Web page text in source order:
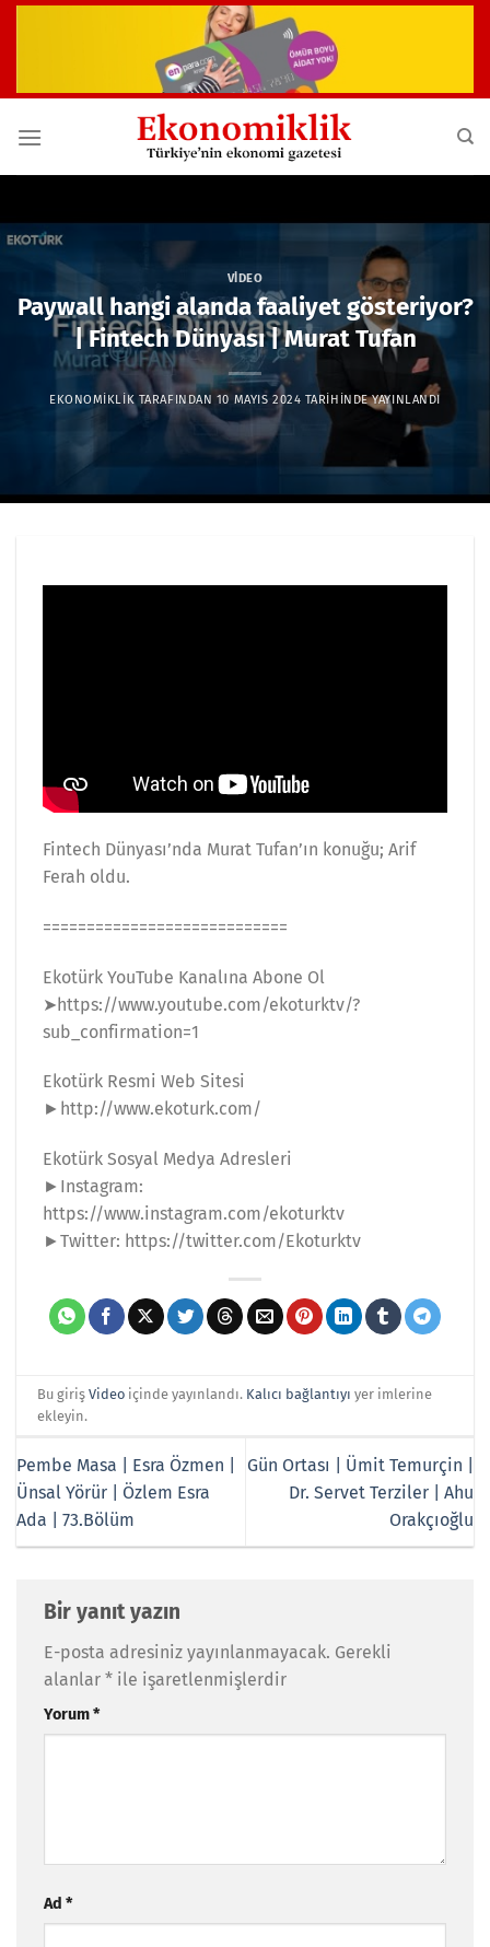
VIDEO
Paywall hangi alanda faaliyet gösteriyor?
| Fintech Dünyası | Murat Tufan
EKONOMIKLIK TARAFINDAN 10 MAYIS 2024 TARIHINDE YAYINLANDI
Fintech Dünyası’nda Murat Tufan’ın konuğu; Arif
Ferah oldu.
============================
Ekotürk YouTube Kanalına Abone Ol
➤https://www.youtube.com/ekoturktv/?
sub_confirmation=1
Ekotürk Resmi Web Sitesi
►http://www.ekoturk.com/
Ekotürk Sosyal Medya Adresleri
►Instagram:
https://www.instagram.com/ekoturktv
►Twitter: https://twitter.com/Ekoturktv
Bu girişVideo içinde yayınlandı. Kalıcı bağlantıyı yer imlerine
ekleyin.
Pembe Masa | Esra Özmen |
Ünsal Yörür | Özlem Esra
Ada | 73.Bölüm
Gün Ortası | Ümit Temurçin |
Dr. Servet Terziler | Ahu
Orakçıoğlu
Bir yanıt yazın
E-posta adresiniz yayınlanmayacak. Gerekli
alanlar * ile işaretlenmişlerdir
Yorum*
Ad *